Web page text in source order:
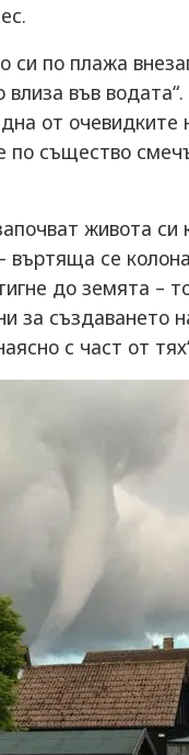
си по плажа
влиза във
от
по същество
живота
въртяща се
до земята –
за създаването
с част от